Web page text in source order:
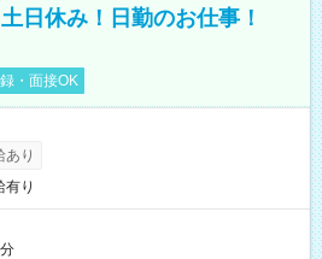
日休み！日勤のお仕事！
・面接OK
あり
有り